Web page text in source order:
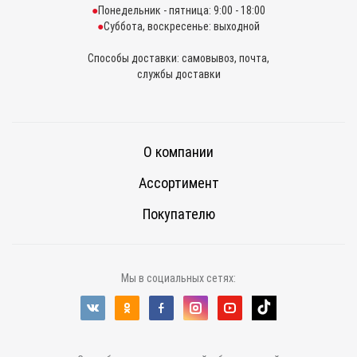
Понедельник - пятница: 9:00 - 18:00
Суббота, воскресенье: выходной
Способы доставки: самовывоз, почта,
службы доставки
О компании
Ассортимент
Покупателю
Мы в социальных сетях: